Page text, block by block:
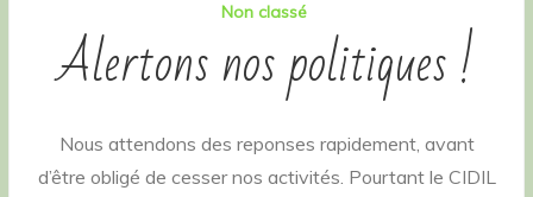
Non classé
Alertons nos politiques !
Nous attendons des reponses rapidement, avant
d’être obligé de cesser nos activités. Pourtant le CIDIL